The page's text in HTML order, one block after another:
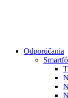
Odporúčania